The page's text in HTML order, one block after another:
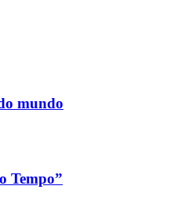
mundo
Tempo”